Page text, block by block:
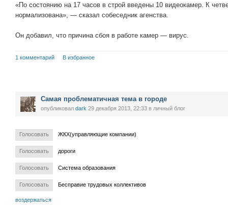
«По состоянию на 17 часов в строй введены 10 видеокамер. К
нормализована», — сказал собеседник агенства.
Он добавил, что причина сбоя в работе камер — вирус.
1 комментарий В избранное
Самая проблематичная тема в городе
опубликовал dark 29 декабря 2013, 22:33 в личный блог
Голосовать ЖКХ(управляющие компании)
Голосовать дороги
Голосовать Система образования
Голосовать Бесправие трудовых коллективов
воздержаться